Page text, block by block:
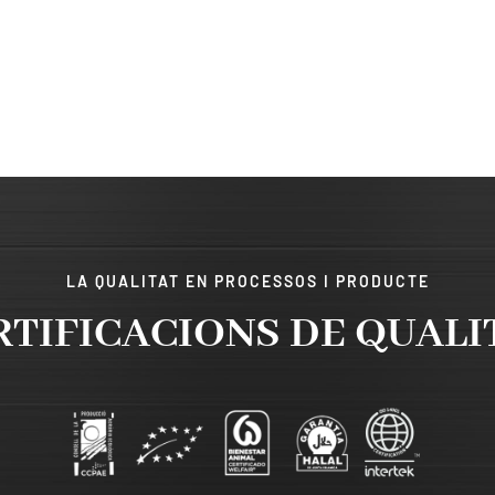
LA QUALITAT EN PROCESSOS I PRODUCTE
DE